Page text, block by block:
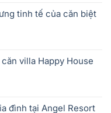
tinh tế của căn biệt
villa Happy House
đình tại Angel Resort